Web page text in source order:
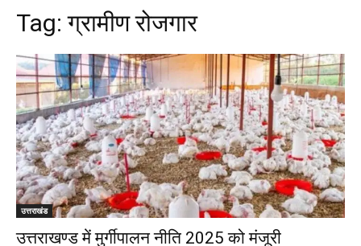
Tag:ग्रामीण रोजगार
उत्तराखंड
उत्तराखण्ड में मुर्गीपालन नीति 2025 को मंजूरी